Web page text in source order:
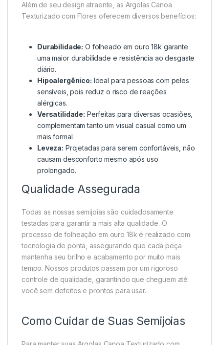
Além de seu design atraente, as Argolas Canoa
Texturizado com Flores oferecem diversos benefícios:
Durabilidade: O folheado em ouro 18k garante
uma maior durabilidade e resistência ao desgaste
diário.
Hipoalergênico: Ideal para pessoas com peles
sensíveis, pois reduz o risco de reações
alérgicas.
Versatilidade: Perfeitas para diversas ocasiões,
complementam tanto um visual casual como um
mais formal.
Leveza: Projetadas para serem confortáveis, não
causam desconforto mesmo após uso
prolongado.
Qualidade Assegurada
Todas as nossas semijoias são cuidadosamente
testadas para garantir a mais alta qualidade. O
processo de folheação em ouro 18k é realizado com
tecnologia de ponta, assegurando que cada peça
mantenha seu brilho e acabamento por muito mais
tempo. Nossos produtos passam por um rigoroso
controle de qualidade, garantindo que cheguem até
você sem defeitos e prontos para usar.
Como Cuidar de Suas Semijoias